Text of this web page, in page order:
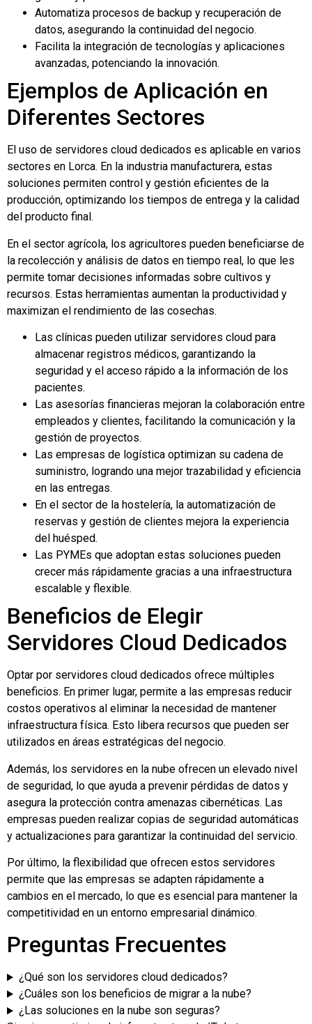
Automatiza procesos de backup y recuperación de
datos, asegurando la continuidad del negocio.
Facilita la integración de tecnologías y aplicaciones
avanzadas, potenciando la innovación.
Ejemplos de Aplicación en
Diferentes Sectores
El uso de servidores cloud dedicados es aplicable en varios
sectores en Lorca. En la industria manufacturera, estas
soluciones permiten control y gestión eficientes de la
producción, optimizando los tiempos de entrega y la calidad
del producto final.
En el sector agrícola, los agricultores pueden beneficiarse de
la recolección y análisis de datos en tiempo real, lo que les
permite tomar decisiones informadas sobre cultivos y
recursos. Estas herramientas aumentan la productividad y
maximizan el rendimiento de las cosechas.
Las clínicas pueden utilizar servidores cloud para
almacenar registros médicos, garantizando la
seguridad y el acceso rápido a la información de los
pacientes.
Las asesorías financieras mejoran la colaboración entre
empleados y clientes, facilitando la comunicación y la
gestión de proyectos.
Las empresas de logística optimizan su cadena de
suministro, logrando una mejor trazabilidad y eficiencia
en las entregas.
En el sector de la hostelería, la automatización de
reservas y gestión de clientes mejora la experiencia
del huésped.
Las PYMEs que adoptan estas soluciones pueden
crecer más rápidamente gracias a una infraestructura
escalable y flexible.
Beneficios de Elegir
Servidores Cloud Dedicados
Optar por servidores cloud dedicados ofrece múltiples
beneficios. En primer lugar, permite a las empresas reducir
costos operativos al eliminar la necesidad de mantener
infraestructura física. Esto libera recursos que pueden ser
utilizados en áreas estratégicas del negocio.
Además, los servidores en la nube ofrecen un elevado nivel
de seguridad, lo que ayuda a prevenir pérdidas de datos y
asegura la protección contra amenazas cibernéticas. Las
empresas pueden realizar copias de seguridad automáticas
y actualizaciones para garantizar la continuidad del servicio.
Por último, la flexibilidad que ofrecen estos servidores
permite que las empresas se adapten rápidamente a
cambios en el mercado, lo que es esencial para mantener la
competitividad en un entorno empresarial dinámico.
Preguntas Frecuentes
¿Qué son los servidores cloud dedicados?
¿Cuáles son los beneficios de migrar a la nube?
¿Las soluciones en la nube son seguras?